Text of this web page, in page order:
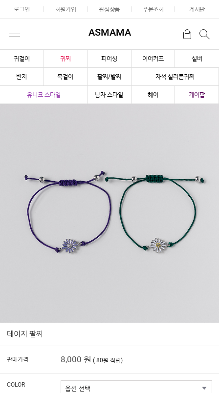
로그인 회원가입 관심상품 주문조회 게시판
ASMAMA
귀걸이 귀찌 피어싱 이어커프 실버
반지 목걸이 팔찌/발찌 자석 실리콘귀찌
유니크 스타일 남자 스타일 헤어 케이팝
데이지 팔찌
판매가격 8,000 원 ( 80원 적립)
COLOR